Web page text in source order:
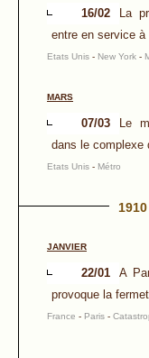
16/02
La
entre en service à
Etats Unis - New York -
MARS
07/03
Le
dans le complexe
Etats Unis - Métro
1910
JANVIER
22/01
A
provoque la
France - Paris -